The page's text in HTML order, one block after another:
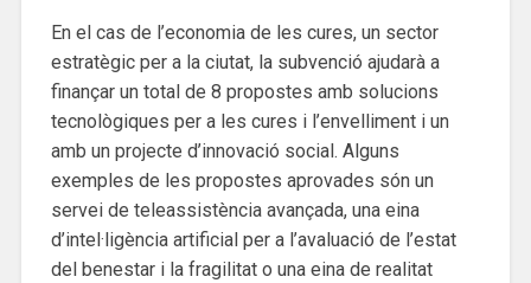
En el cas de l’economia de les cures, un sector
estratègic per a la ciutat, la subvenció ajudarà a
finançar un total de 8 propostes amb solucions
tecnològiques per a les cures i l’envelliment i un
amb un projecte d’innovació social. Alguns
exemples de les propostes aprovades són un
servei de teleassistència avançada, una eina
d’intel·ligència artificial per a l’avaluació de l’estat
del benestar i la fragilitat o una eina de realitat